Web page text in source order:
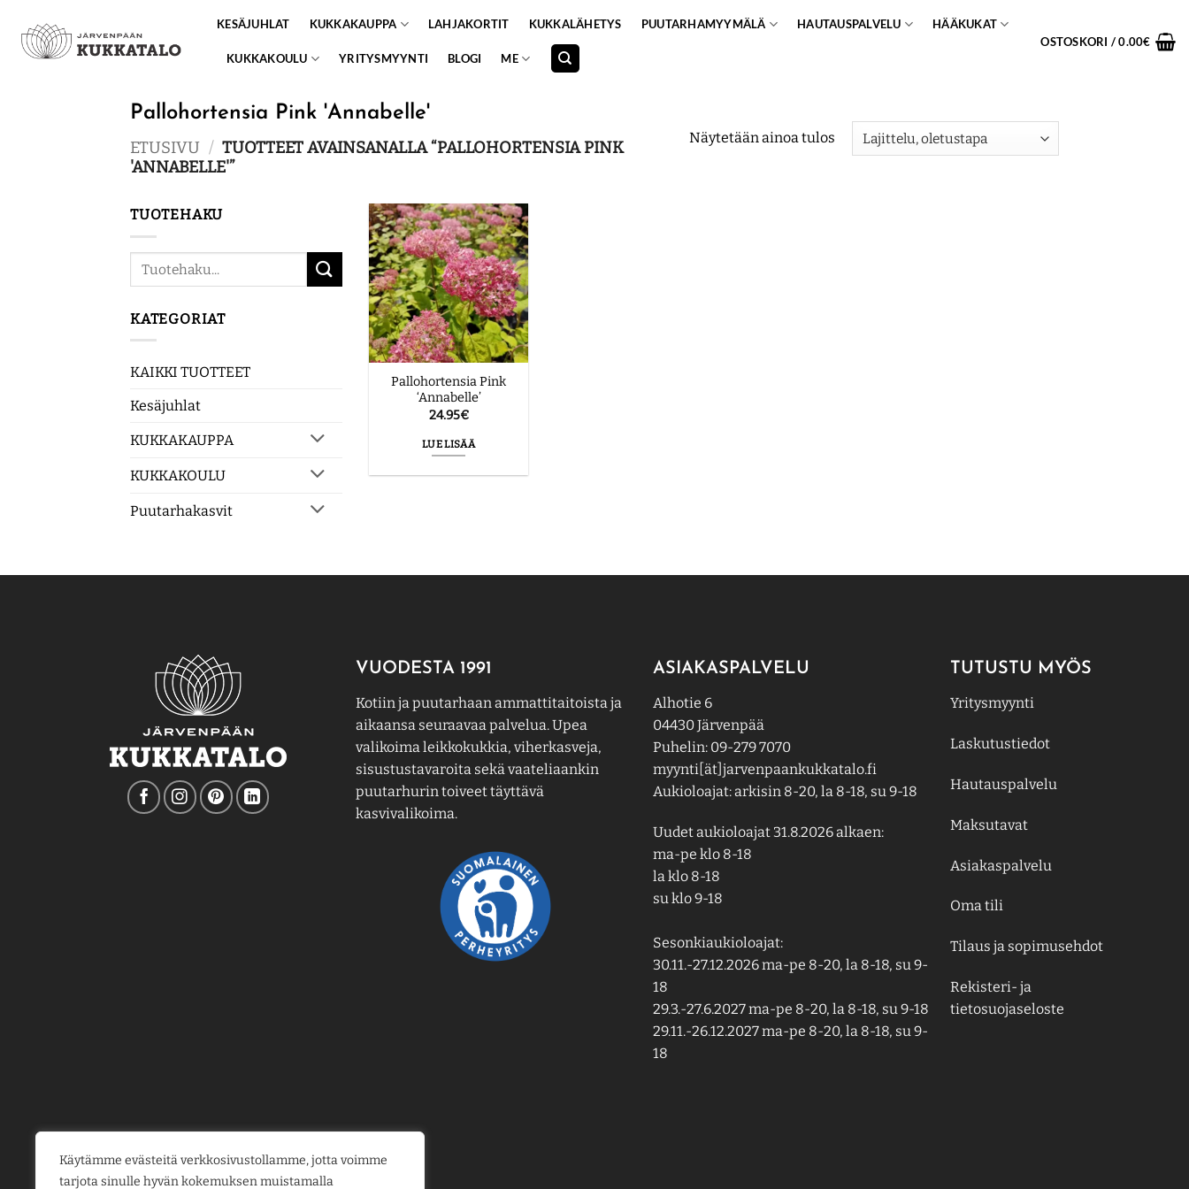
Käytämme evästeitä verkkosivustollamme, jotta voimme
tarjota sinulle hyvän kokemuksen muistamalla
content
KESÄJUHLAT KUKKAKAUPPA LAHJAKORTIT KUKKALÄHETYS PUUTARHAMYYMÄLÄ HAUTAUSPALVELU HÄÄKUKAT
KUKKAKOULU YRITYSMYYNTI BLOGI ME
OSTOSKORI /0.00€
Pallohortensia Pink 'Annabelle'
ETUSIVU / TUOTTEET AVAINSANALLA “PALLOHORTENSIA PINK
'ANNABELLE'”
Näytetään ainoa tulos
TUOTEHAKU
Etsi:
KATEGORIAT
KAIKKI TUOTTEET
Kesäjuhlat
KUKKAKAUPPA
KUKKAKOULU
Puutarhakasvit
Pallohortensia Pink
‘Annabelle’
24.95€
LUE LISÄÄ
VUODESTA 1991
Kotiin ja puutarhaan ammattitaitoista ja
aikaansa seuraavaa palvelua. Upea
valikoima leikkokukkia, viherkasveja,
sisustustavaroita sekä vaateliaankin
puutarhurin toiveet täyttävä
kasvivalikoima.
ASIAKASPALVELU
Alhotie 6
04430 Järvenpää
Puhelin: 09-279 7070
myynti[ät]jarvenpaankukkatalo.fi
Aukioloajat: arkisin 8-20, la 8-18, su 9-18
Uudet aukioloajat 31.8.2026 alkaen:
ma-pe klo 8-18
la klo 8-18
su klo 9-18
Sesonkiaukioloajat:
30.11.-27.12.2026 ma-pe 8-20, la 8-18, su 9-
18
29.3.-27.6.2027 ma-pe 8-20, la 8-18, su 9-18
29.11.-26.12.2027 ma-pe 8-20, la 8-18, su 9-
18
TUTUSTU MYÖS
Yritysmyynti
Laskutustiedot
Hautauspalvelu
Maksutavat
Asiakaspalvelu
Oma tili
Tilaus ja sopimusehdot
Rekisteri- ja
tietosuojaseloste